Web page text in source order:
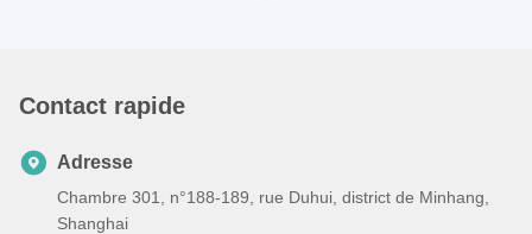
Contact rapide
Adresse
Chambre 301, n°188-189, rue Duhui, district de Minhang,
Shanghai